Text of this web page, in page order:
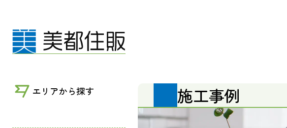
-平屋- 自然との調和。毎日を楽しく、豊かに。悠々 平屋暮ら
エリアから探す 施工事例